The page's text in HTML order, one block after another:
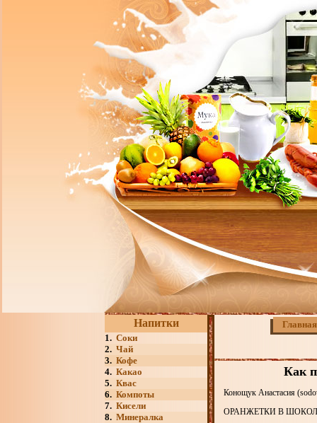
Напитки
1. Соки
2. Чай
3. Кофе
4. Какао
5. Квас
6. Компоты
7. Кисели
8. Минералка
Главная
Как
Конощук Анастасия
ОРАНЖЕТКИ В